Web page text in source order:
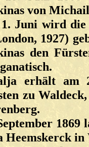
von
Juni wird die
1927)
den
erhält am
zu
1869
Heemskerck in